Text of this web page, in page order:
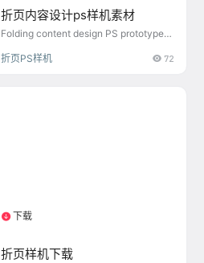
折页内容设计ps样机素材
Folding content design PS prototype
折页PS样机
72
下载
折页样机下载